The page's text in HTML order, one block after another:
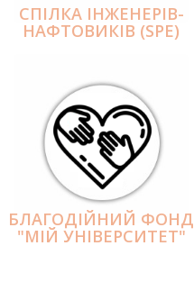
СПІЛКА ІНЖЕНЕРІВ-
НАФТОВИКІВ (SPE)
БЛАГОДІЙНИЙ ФОНД
"МІЙ УНІВЕРСИТЕТ"